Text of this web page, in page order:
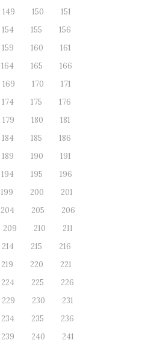
149 150
151
154 155
156
159 160
161
164 165
166
169 170
171
174 175
176
179 180
181
184 185
186
189 190
191
194 195
196
199 200
201
204 205
206
209 210
211
214 215
216
219 220
221
224 225
226
229 230
231
234 235
236
239 240
241